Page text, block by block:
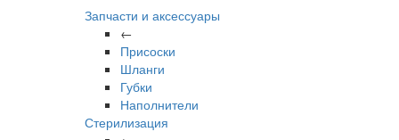
Запчасти и аксессуары
←
Присоски
Шланги
Губки
Наполнители
Стерилизация